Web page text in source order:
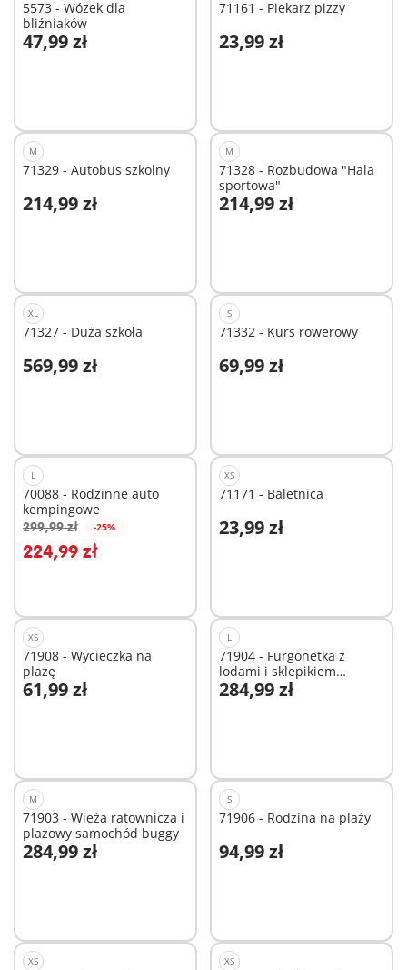
5573 - Wózek dla
bliźniaków
47,99 zł
Dodaj do koszyka
71161 - Piekarz pizzy
23,99 zł
Dodaj do koszyka
M
71329 - Autobus szkolny
214,99 zł
Dodaj do koszyka
M
71328 - Rozbudowa "Hala
sportowa"
214,99 zł
Dodaj do koszyka
XL
71327 - Duża szkoła
569,99 zł
Dodaj do koszyka
S
71332 - Kurs rowerowy
69,99 zł
Dodaj do koszyka
L
70088 - Rodzinne auto
kempingowe
299,99 zł -25%
224,99 zł
XS
71171 - Baletnica
23,99 zł
XS
71908 - Wycieczka na
plażę
61,99 zł
Dodaj do koszyka
L
71904 - Furgonetka z
lodami i sklepikiem
surfingowym
284,99 zł
Dodaj do koszyka
M
71903 - Wieża ratownicza i
plażowy samochód buggy
284,99 zł
Dodaj do koszyka
S
71906 - Rodzina na plaży
94,99 zł
Dodaj do koszyka
XS XS